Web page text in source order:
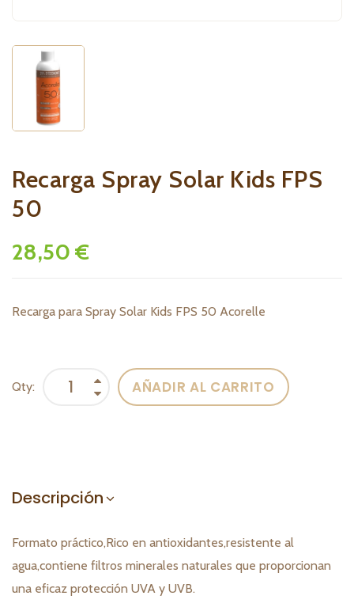
Recarga Spray Solar Kids FPS
50
28,50 €
Recarga para Spray Solar Kids FPS 50 Acorelle
Qty: AÑADIR AL CARRITO
Descripción
Formato práctico,Rico en antioxidantes,resistente al
agua,contiene filtros minerales naturales que proporcionan
una eficaz protección UVA y UVB.